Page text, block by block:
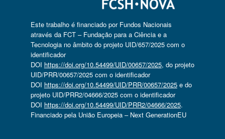
Este trabalho é financiado por Fundos Nacionais
através da FCT – Fundação para a Ciência e a
Tecnologia no âmbito do projeto UID/657/2025 com o
identificador
DOI https://doi.org/10.54499/UID/00657/2025, do projeto
UID/PRR/00657/2025 com o identificador
DOI https://doi.org/10.54499/UID/PRR/00657/2025e do
projeto UID/PRR2/04666/2025 com o identificador
DOI https://doi.org/10.54499/UID/PRR2/04666/2025.
Financiado pela União Europeia – Next GenerationEU